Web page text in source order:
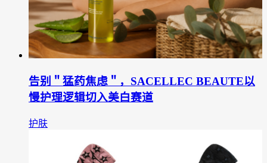
告别＂猛药焦虑＂，SACELLEC BEAUTE以
慢护理逻辑切入美白赛道
护肤